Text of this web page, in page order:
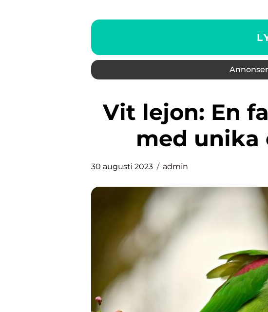
Vit lejon: En fascinerande art
med unika
30 augusti 2023 admin